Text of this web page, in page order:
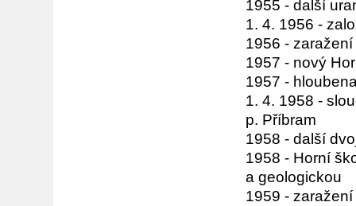
1955 - další
1. 4. 1956 -
1956 -
1957 - nový
1957 -
1. 4. 1958 -
p. Příbram
1958 - další
1958 - Horní
a geologickou
1959 -